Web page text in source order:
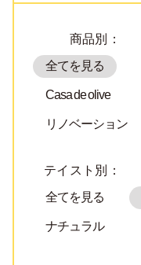
商品別：
全てを見る
Casa de olive
リノベーション
テイスト別：
全てを見る
ナチュラル